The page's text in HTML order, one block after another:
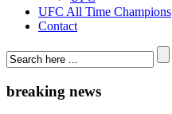
UFC All Time Champions
Contact
breaking news